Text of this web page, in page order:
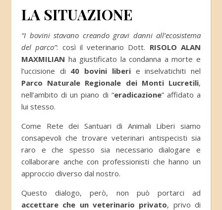
LA SITUAZIONE
“I bovini stavano creando gravi danni all’ecosistema
del parco”: così il veterinario Dott. RISOLO ALAN
MAXMILIAN ha giustificato la condanna a morte e
l’uccisione di 40 bovini liberie inselvatichiti nel
Parco Naturale Regionale dei Monti Lucretili,
nell’ambito di un piano di “eradicazione” affidato a
lui stesso.
Come Rete dei Santuari di Animali Liberi siamo
consapevoli che trovare veterinari antispecisti sia
raro e che spesso sia necessario dialogare e
collaborare anche con professionisti che hanno un
approccio diverso dal nostro.
Questo dialogo, però, non può portarci ad
accettare che un veterinario privato, privo di